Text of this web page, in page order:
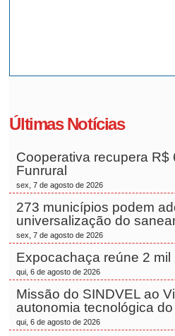
Últimas Notícias
Cooperativa recupera R$
Funrural
sex, 7 de agosto de 2026
273 municípios podem
universalização do
sex, 7 de agosto de 2026
Expocachaça reúne 2 mil
qui, 6 de agosto de 2026
Missão do SINDVEL ao
autonomia tecnológica
qui, 6 de agosto de 2026